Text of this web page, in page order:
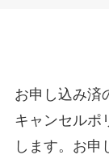
お申し込み済
キャンセルポ
します。お申